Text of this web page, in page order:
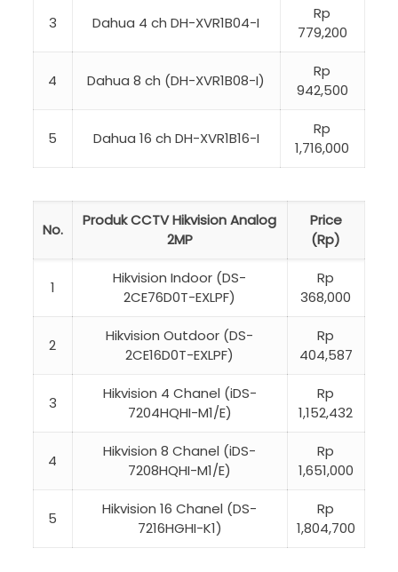
3 Dahua 4 ch DH-XVR1B04-I
Rp
779,200
4 Dahua 8 ch (DH-XVR1B08-I)
Rp
942,500
5 Dahua 16 ch DH-XVR1B16-I
Rp
1,716,000
No.
Produk CCTV Hikvision Analog
2MP
Price
(Rp)
1
Hikvision Indoor (DS-
2CE76D0T-EXLPF)
Rp
368,000
2
Hikvision Outdoor (DS-
2CE16D0T-EXLPF)
Rp
404,587
3
Hikvision 4 Chanel (iDS-
7204HQHI-M1/E)
Rp
1,152,432
4
Hikvision 8 Chanel (iDS-
7208HQHI-M1/E)
Rp
1,651,000
5
Hikvision 16 Chanel (DS-
7216HGHI-K1)
Rp
1,804,700